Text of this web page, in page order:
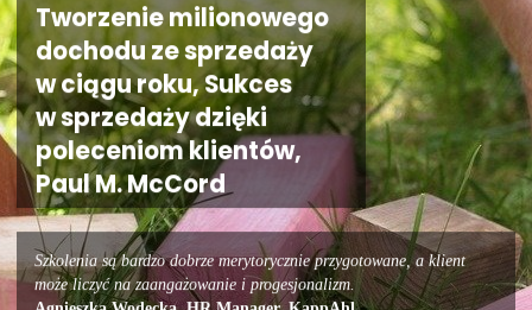
Tworzenie milionowego
dochodu ze sprzedaży
w ciągu roku, Sukces
w sprzedaży dzięki
poleceniom klientów,
Paul M. McCord
Szkolenia są bardzo dobrze merytorycznie przygotowane, a klient
może liczyć na zaangażowanie i progesjonalizm.